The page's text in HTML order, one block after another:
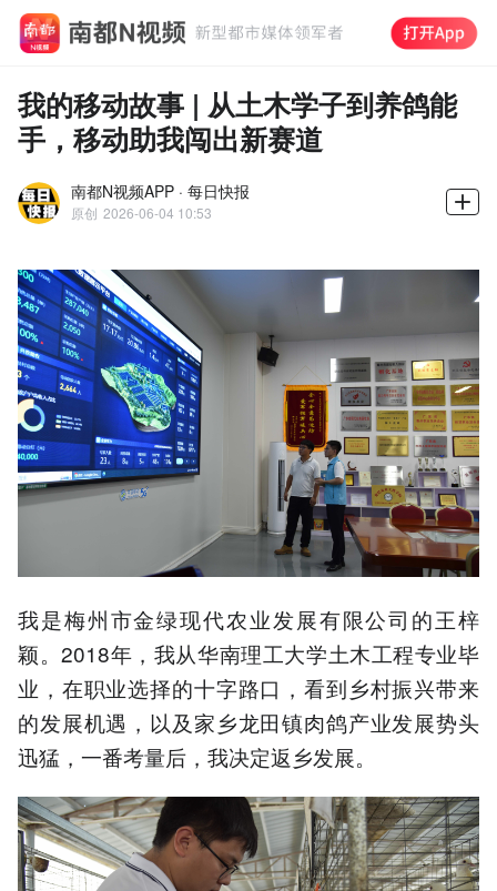
我的移动故事 | 从土木学子到养鸽能
手，移动助我闯出新赛道
南都N视频APP · 每日快报
原创 2026-06-04 10:53
我是梅州市金绿现代农业发展有限公司的王梓
颖。2018年，我从华南理工大学土木工程专业毕
业，在职业选择的十字路口，看到乡村振兴带来
的发展机遇，以及家乡龙田镇肉鸽产业发展势头
迅猛，一番考量后，我决定返乡发展。